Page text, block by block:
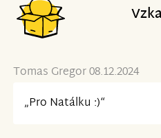
Tomas Gregor 08.12.2024
„Pro Natálku :)“